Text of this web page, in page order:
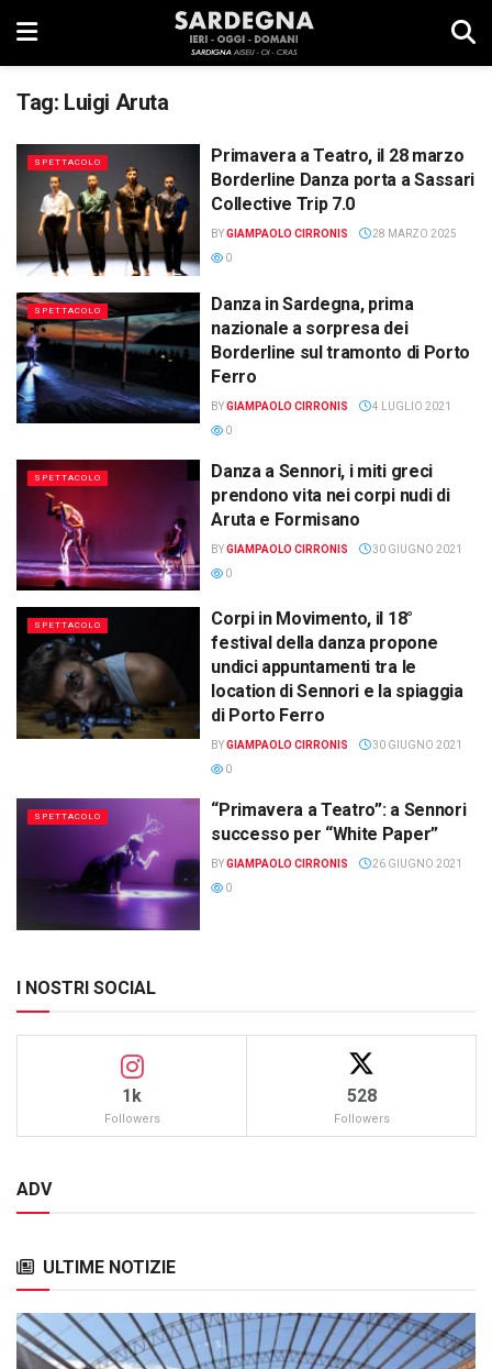
Tag: Luigi Aruta
SPETTACOLO
Primavera a Teatro, il 28 marzo
Borderline Danza porta a Sassari
Collective Trip 7.0
BYGIAMPAOLO CIRRONIS
28 MARZO 2025
0
SPETTACOLO
Danza in Sardegna, prima
nazionale a sorpresa dei
Borderline sul tramonto di Porto
Ferro
BYGIAMPAOLO CIRRONIS
4 LUGLIO 2021
0
SPETTACOLO
Danza a Sennori, i miti greci
prendono vita nei corpi nudi di
Aruta e Formisano
BYGIAMPAOLO CIRRONIS
30 GIUGNO 2021
0
SPETTACOLO
Corpi in Movimento, il 18°
festival della danza propone
undici appuntamenti tra le
location di Sennori e la spiaggia
di Porto Ferro
BYGIAMPAOLO CIRRONIS
30 GIUGNO 2021
0
SPETTACOLO
“Primavera a Teatro”: a Sennori
successo per “White Paper”
BYGIAMPAOLO CIRRONIS
26 GIUGNO 2021
0
I NOSTRI SOCIAL
1k
Followers
528
Followers
ADV
ULTIME NOTIZIE